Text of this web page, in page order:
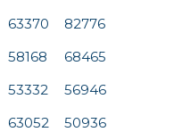
63370 82776
58168 68465
53332 56946
63052 50936